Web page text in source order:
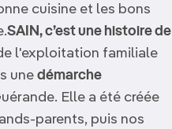
cuisine et les bons
SAIN, c’est une histoire de
l'exploitation familiale
une démarche
Elle a été créée
parents, puis nos